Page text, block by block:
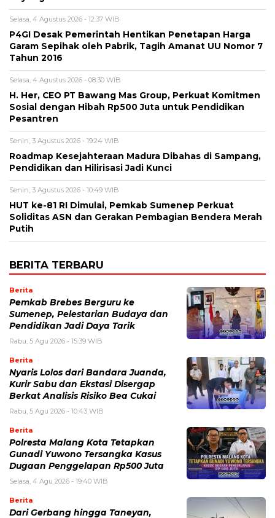
Selasa, 4 Agustus 2026 - 12:37 WIB
P4GI Desak Pemerintah Hentikan Penetapan Harga
Garam Sepihak oleh Pabrik, Tagih Amanat UU Nomor 7
Tahun 2016
Selasa, 4 Agustus 2026 - 08:30 WIB
H. Her, CEO PT Bawang Mas Group, Perkuat Komitmen
Sosial dengan Hibah Rp500 Juta untuk Pendidikan
Pesantren
Senin, 3 Agustus 2026 - 19:24 WIB
Roadmap Kesejahteraan Madura Dibahas di Sampang,
Pendidikan dan Hilirisasi Jadi Kunci
Senin, 3 Agustus 2026 - 10:49 WIB
HUT ke-81 RI Dimulai, Pemkab Sumenep Perkuat
Soliditas ASN dan Gerakan Pembagian Bendera Merah
Putih
BERITA TERBARU
Berita
Pemkab Brebes Berguru ke
Sumenep, Pelestarian Budaya dan
Pendidikan Jadi Daya Tarik
Rabu, 5 Agu 2026 - 15:39 WIB
Berita
Nyaris Lolos dari Bandara Juanda,
Kurir Sabu dan Ekstasi Disergap
Berkat Analisis Risiko Bea Cukai
Rabu, 5 Agu 2026 - 10:43 WIB
Berita
Polresta Malang Kota Tetapkan
Gunadi Yuwono Tersangka Kasus
Dugaan Penggelapan Rp500 Juta
Selasa, 4 Agu 2026 - 19:40 WIB
Berita
Dari Gerbang hingga Taneyan,